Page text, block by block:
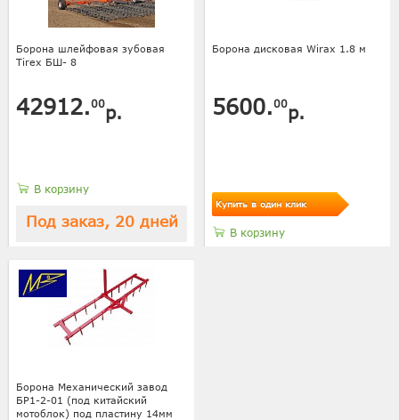
Борона шлейфовая зубовая
Tirex БШ- 8
42912.00р.
В корзину
Под заказ, 20 дней
Борона дисковая Wirax 1.8 м
5600.00р.
Купить в один клик
В корзину
Борона Механический завод
БР1-2-01 (под китайский
мотоблок) под пластину 14мм